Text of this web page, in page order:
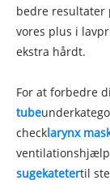
bedre resultater
vores plus i
ekstra hårdt.
For at forbedre
tube
checklarynx
sugekatetertil